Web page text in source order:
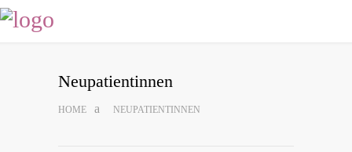
Neu­pa­ti­en­tin­nen
HOME NEU­PA­TI­EN­TIN­NEN